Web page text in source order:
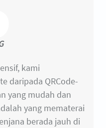
kami
daripada QRCode-
yang mudah dan
yang mematerai
berada jauh di